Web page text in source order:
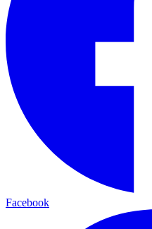
Facebook